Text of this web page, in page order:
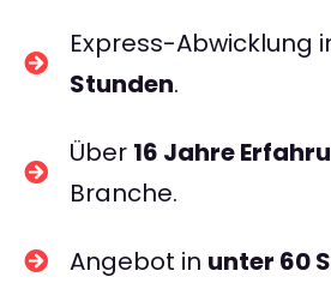
Express-Abwicklung
Stunden.
Über 16 Jahre
Branche.
Angebot in unter 60